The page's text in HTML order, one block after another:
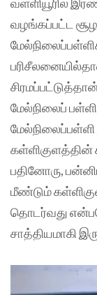
வழங்கப்பட்ட
மேல்நிலைப்
மேல்நிலைப்பள்ளி
கள்ளிகுளத்தின்
பதினோரு,
மீண்டும்
தொடர்வது
சாத்தியமாகி